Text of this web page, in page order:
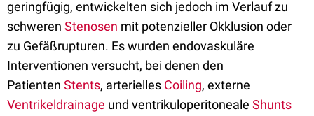
geringfügig, entwickelten sich jedoch im Verlauf zu
schweren Stenosen mit potenzieller Okklusion oder
zu Gefäßrupturen. Es wurden endovaskuläre
Interventionen versucht, bei denen den
Patienten Stents, arterielles Coiling, externe
Ventrikeldrainage und ventrikuloperitoneale Shunts